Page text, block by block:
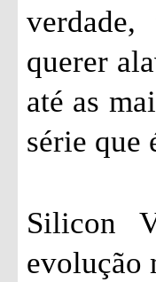
querer
até as
série que
Silicon
evolução